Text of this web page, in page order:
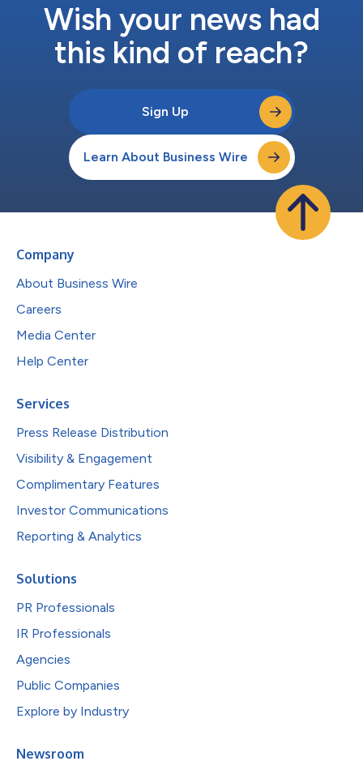
Wish your news had
this kind of reach?
Sign Up
Learn About Business Wire
Company
About Business Wire
Careers
Media Center
Help Center
Services
Press Release Distribution
Visibility & Engagement
Complimentary Features
Investor Communications
Reporting & Analytics
Solutions
PR Professionals
IR Professionals
Agencies
Public Companies
Explore by Industry
Newsroom